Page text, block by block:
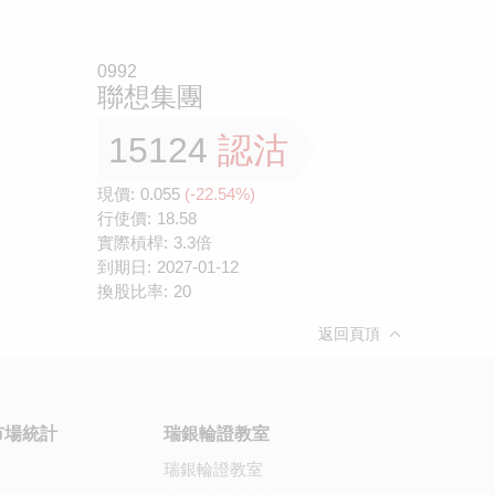
0992
聯想集團
15124 認沽
現價: 0.055 (-22.54%)
行使價: 18.58
實際槓桿: 3.3倍
到期日: 2027-01-12
換股比率: 20
返回頁頂
場統計
瑞銀輪證教室
瑞銀輪證教室